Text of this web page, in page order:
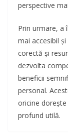
perspective
Prin urmare, a
mai accesibil
corectă și
dezvolta
beneficii
personal.
oricine
profund utilă.